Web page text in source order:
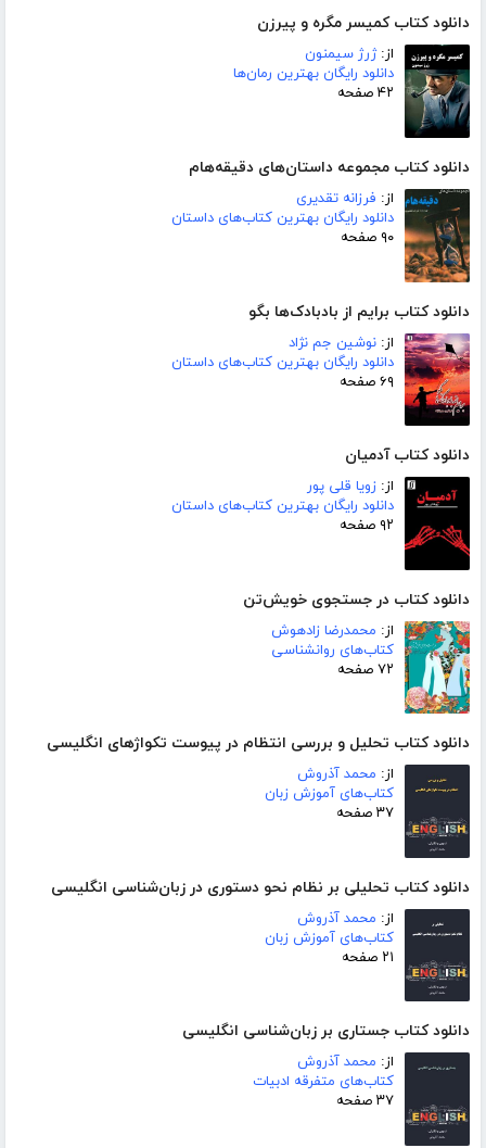
دانلود کتاب کمیسر مگره و پیرزن
از:ژرژ سیمنون
دانلود رایگان بهترین رمان‌ها
۴۲ صفحه
دانلود کتاب مجموعه داستان‌های دقیقه‌هام
از: فرزانه تقدیری
دانلود رایگان بهترین کتاب‌های داستان
۹۰ صفحه
دانلود کتاب برایم از بادبادک‌ها بگو
از: نوشین جم نژاد
دانلود رایگان بهترین کتاب‌های داستان
۶۹ صفحه
دانلود کتاب آدمیان
از: زویا قلی پور
دانلود رایگان بهترین کتاب‌های داستان
۹۲ صفحه
دانلود کتاب در جستجوی خویش‌تن
از: محمدرضا زادهوش
کتاب‌های روانشناسی
۷۲ صفحه
دانلود کتاب تحلیل و بررسی انتظام در پیوست تکواژهای انگلیسی
از: محمد آذروش
کتاب‌های آموزش زبان
۳۷ صفحه
دانلود کتاب تحلیلی بر نظام نحو دستوری در زبان‌شناسی انگلیسی
از: محمد آذروش
کتاب‌های آموزش زبان
۲۱ صفحه
دانلود کتاب جستاری بر زبان‌شناسی انگلیسی
از: محمد آذروش
کتاب‌های متفرقه ادبیات
۳۷ صفحه